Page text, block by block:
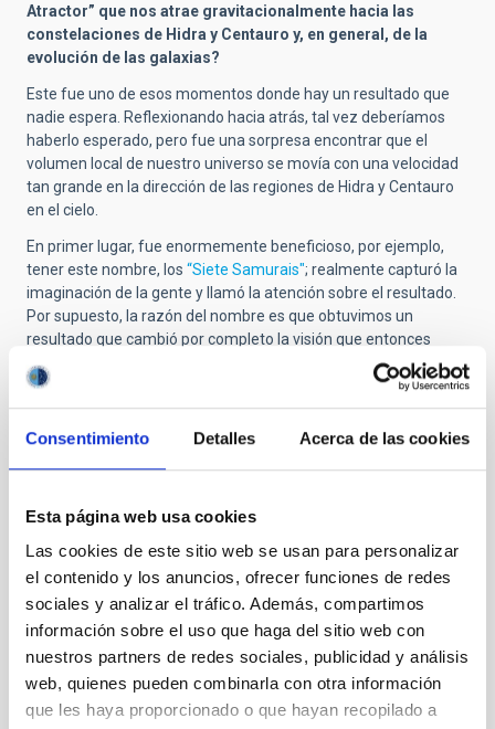
Consentimiento Detalles Acerca de las cookies
Esta página web usa cookies
Las cookies de este sitio web se usan para personalizar
el contenido y los anuncios, ofrecer funciones de redes
sociales y analizar el tráfico. Además, compartimos
información sobre el uso que haga del sitio web con
nuestros partners de redes sociales, publicidad y análisis
web, quienes pueden combinarla con otra información
que les haya proporcionado o que hayan recopilado a
Atractor” que nos atrae gravitacionalmente hacia las
constelaciones de Hidra y Centauro y, en general, de la
evolución de las galaxias?
Este fue uno de esos momentos donde hay un resultado que
nadie espera. Reflexionando hacia atrás, tal vez deberíamos
haberlo esperado, pero fue una sorpresa encontrar que el
volumen local de nuestro universo se movía con una velocidad
tan grande en la dirección de las regiones de Hidra y Centauro
en el cielo.
En primer lugar, fue enormemente beneficioso, por ejemplo,
tener este nombre, los “Siete Samurais"; realmente capturó la
imaginación de la gente y llamó la atención sobre el resultado.
Por supuesto, la razón del nombre es que obtuvimos un
resultado que cambió por completo la visión que entonces
tenía la Cosmología. La velocidad era tan alta sobre un volumen
tan grande que en ese momento no se esperaba. Y este fue un
resultado realmente bueno. Hay movimientos a gran escala de
los que ahora sabemos mucho más, como todos los
del Universo donde hay una concentración de masa mayor al
promedio. Ahora, esta es una idea comúnmente aceptada,
pero no en aquel momento.
Supongo que también debió de tener un efecto en mi carrera.
Entonces trabajaba en los Estados Unidos y fue un factor para
volver a Europa con un puesto de investigación. El hecho mismo
de que me hayan hecho esta pregunta indica que saben que
todavía es un tema actual y que he sido muy afortunado en mi
carrera. He tenido muchas oportunidades maravillosas y